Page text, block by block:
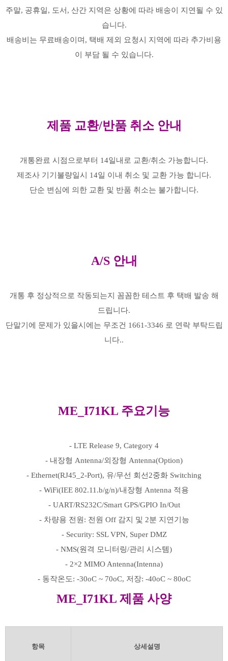
주말, 공휴일, 도서, 산간 지역은 상황에 따라 배송이 지연될 수 있
습니다.
배송비는 무료배송이며, 택배 제외 요청시 지역에 따라 추가비용
이 부담 될 수 있습니다.
제품 교환/반품 취소 안내
개통완료 시점으로부터 14일내로 교환/취소 가능합니다.
제조사 기기불량일시 14일 이내 취소 및 교환 가능 합니다.
단순 변심에 의한 교환 및 반품 취소는 불가합니다.
A/S 안내
개통 후 정상적으로 작동되는지 꼼꼼한 테스트 후 택배 발송 해
드립니다.
단말기에 문제가 있을시에는 무조건 1661-3346 로 연락 부탁드립
니다..
ME_I71KL 주요기능
- LTE Release 9, Category 4
- 내장형 Antenna/외장형 Antenna(Option)
- Ethernet(RJ45_2-Port), 유/무선 회선2중화 Switching
- WiFi(IEE 802.11.b/g/n)/내장형 Antenna 적용
- UART/RS232C/Smart GPS/GPIO In/Out
- 차량용 전원: 전원 Off 감지 및 2분 지연기능
- Security: SSL VPN, Super DMZ
- NMS(원격 모니터링/관리 시스템)
- 2×2 MIMO Antenna(Intenna)
- 동작온도: -30oC ~ 70oC, 저장: -40oC ~ 80oC
ME_I71KL 제품 사양
항목 상세설명